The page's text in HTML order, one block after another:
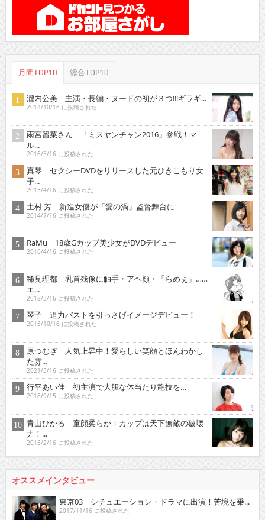
月間TOP10 総合TOP10
瀧内公美 主演・長編・ヌードの初が３つ!!!ギラギ...
2014/10/16 に投稿された
雨宮留菜さん 「ミスヤンチャン2016」参戦！マ
ル...
2016/5/16 に投稿された
真琴 セクシーDVDをリリースした元ひきこもり女
子...
2013/4/16 に投稿された
土村 芳 新進女優が「愛の渦」監督舞台に
2014/7/16 に投稿された
RaMu 18歳Gカップ美少女がDVDデビュー
2016/4/16 に投稿された
稀見理都 乳首残像に触手・アヘ顔・「らめぇ」……
エ...
2018/3/16 に投稿された
琴子 迫力バストを引っさげイメージデビュー！
2015/10/16 に投稿された
原つむぎ 人気上昇中！愛らしい笑顔とほんわかし
た雰...
2021/3/16 に投稿された
行平あい佳 初主演で大胆な体当たり艶技を…
2018/9/15 に投稿された
青山ひかる 童顔柔らかＩカップは天下無敵の破壊
力！...
2015/2/16 に投稿された
オススメインタビュー
東京03 シチュエーション・ドラマに出演！苦境を乗...
2017/11/16 に投稿された